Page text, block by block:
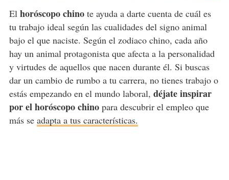
El horóscopo chinote ayuda a darte cuenta de cuál es
tu trabajo ideal según las cualidades del signo animal
bajo el que naciste. Según el zodiaco chino, cada año
hay un animal protagonista que afecta a la personalidad
y virtudes de aquellos que nacen durante él. Si buscas
dar un cambio de rumbo a tu carrera, no tienes trabajo o
estás empezando en el mundo laboral, déjate inspirar
por el horóscopo chinopara descubrir el empleo que
más se adapta a tus características.